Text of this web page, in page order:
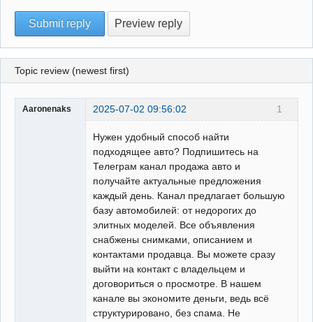
Topic review (newest first)
1
Aaronenaks 2025-07-02 09:56:02
Нужен удобный способ найти
подходящее авто? Подпишитесь на
Телеграм канал продажа авто и
получайте актуальные предложения
каждый день. Канал предлагает большую
базу автомобилей: от недорогих до
элитных моделей. Все объявления
снабжены снимками, описанием и
контактами продавца. Вы можете сразу
выйти на контакт с владельцем и
договориться о просмотре. В нашем
канале вы экономите деньги, ведь всё
структурировано, без спама. Не